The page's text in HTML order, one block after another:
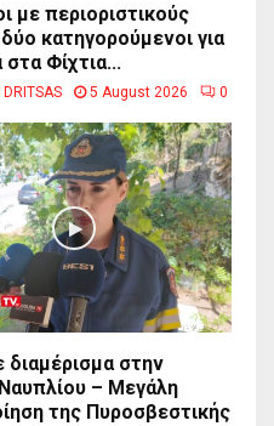
με περιοριστικούς
κατηγορούμενοι για
Φίχτια...
DRITSAS 5 August 2026 0
στην
– Μεγάλη
της Πυροσβεστικής